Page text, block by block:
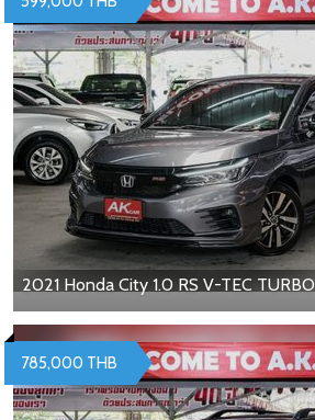
2021 Honda City 1.0 RS V-TEC TURBO
785,000 THB